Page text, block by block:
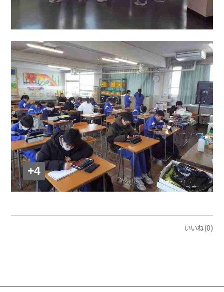
+4
いいね(0)